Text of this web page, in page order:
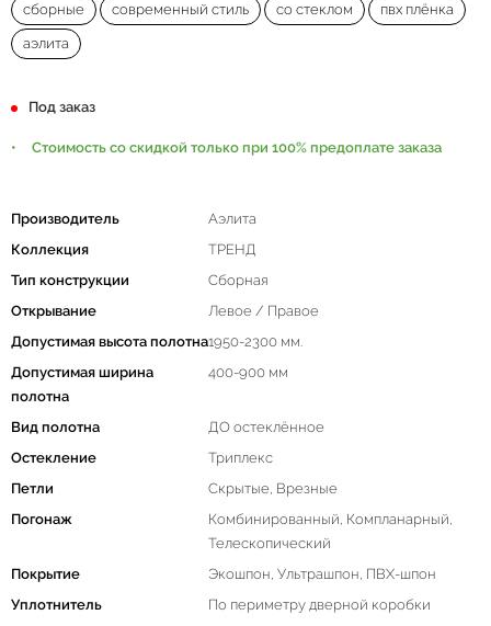
сборные современный стиль со стеклом пвх плёнка
аэлита
Под заказ
Стоимость со скидкой только при 100% предоплате заказа
Производитель
Аэлита
Коллекция
ТРЕНД
Тип конструкции
Сборная
Открывание
Левое / Правое
Допустимая высота полотна1950-2300 мм.
Допустимая ширина
полотна
400-900 мм
Вид полотна
ДО остеклённое
Остекление
Триплекс
Петли
Скрытые, Врезные
Погонаж
Комбинированный, Компланарный,
Телескопический
Покрытие
Экошпон, Ультрашпон, ПВХ-шпон
Уплотнитель
По периметру дверной коробки